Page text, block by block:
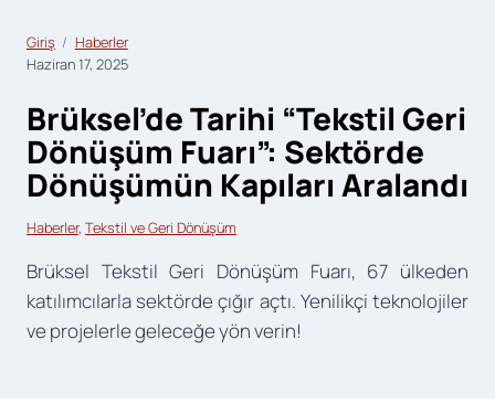
Giriş
Haberler
Haziran 17, 2025
Brüksel’de Tarihi “Tekstil Geri
Dönüşüm Fuarı”: Sektörde
Dönüşümün Kapıları Aralandı
Haberler, Tekstil ve Geri Dönüşüm
Brüksel Tekstil Geri Dönüşüm Fuarı, 67 ülkeden
katılımcılarla sektörde çığır açtı. Yenilikçi teknolojiler
ve projelerle geleceğe yön verin!